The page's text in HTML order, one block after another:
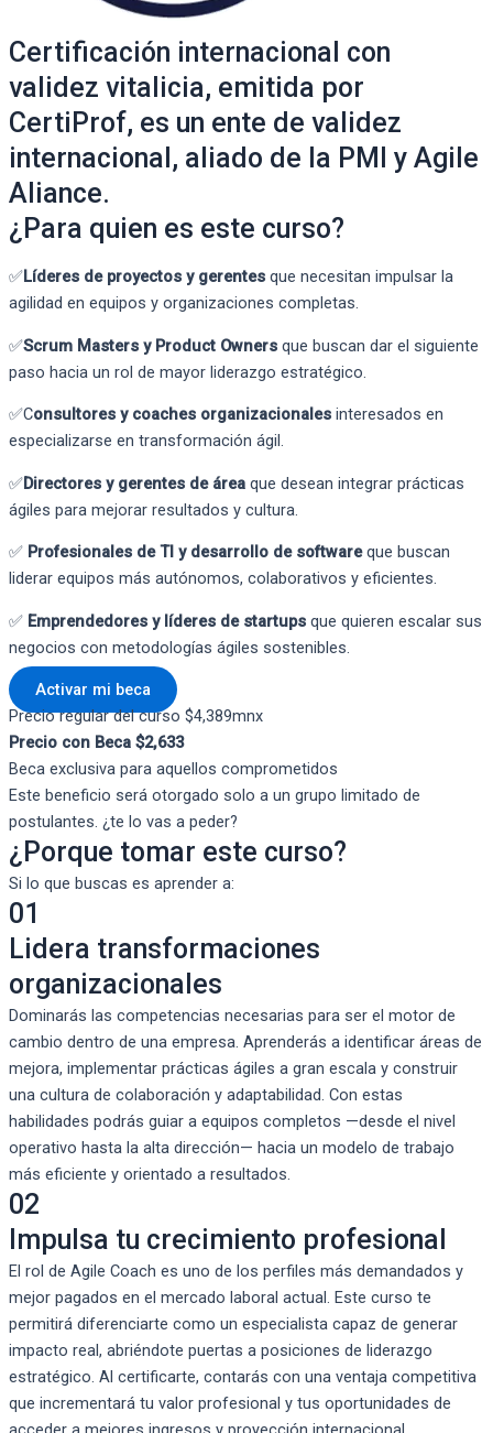
Certificación internacional con
validez vitalicia, emitida por
CertiProf, es un ente de validez
internacional, aliado de la PMI y Agile
Aliance.
¿Para quien es este curso?
✅Líderes de proyectos y gerentes que necesitan impulsar la
agilidad en equipos y organizaciones completas.
✅Scrum Masters y Product Owners que buscan dar el siguiente
paso hacia un rol de mayor liderazgo estratégico.
✅Consultores y coaches organizacionales interesados en
especializarse en transformación ágil.
✅Directores y gerentes de área que desean integrar prácticas
ágiles para mejorar resultados y cultura.
✅ Profesionales de TI y desarrollo de softwareque buscan
liderar equipos más autónomos, colaborativos y eficientes.
✅ Emprendedores y líderes de startups que quieren escalar sus
negocios con metodologías ágiles sostenibles.
Activar mi beca
Precio regular del curso $4,389mnx
Precio con Beca $2,633
Beca exclusiva para aquellos comprometidos
Este beneficio será otorgado solo a un grupo limitado de
postulantes. ¿te lo vas a peder?
¿Porque tomar este curso?
Si lo que buscas es aprender a:
01
Lidera transformaciones
organizacionales
Dominarás las competencias necesarias para ser el motor de
cambio dentro de una empresa. Aprenderás a identificar áreas de
mejora, implementar prácticas ágiles a gran escala y construir
una cultura de colaboración y adaptabilidad. Con estas
habilidades podrás guiar a equipos completos —desde el nivel
operativo hasta la alta dirección— hacia un modelo de trabajo
más eficiente y orientado a resultados.
02
Impulsa tu crecimiento profesional
El rol de Agile Coach es uno de los perfiles más demandados y
mejor pagados en el mercado laboral actual. Este curso te
permitirá diferenciarte como un especialista capaz de generar
impacto real, abriéndote puertas a posiciones de liderazgo
estratégico. Al certificarte, contarás con una ventaja competitiva
que incrementará tu valor profesional y tus oportunidades de